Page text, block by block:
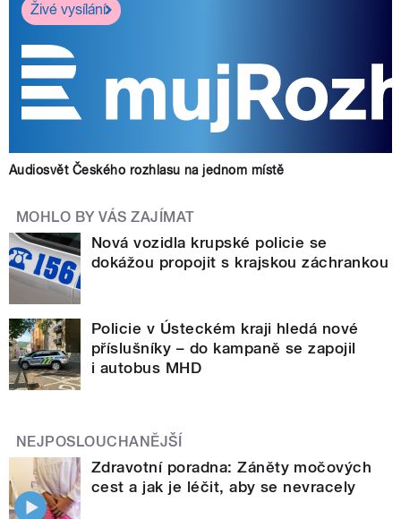
Živé vysílání
Audiosvět Českého rozhlasu na jednom místě
MOHLO BY VÁS ZAJÍMAT
Nová vozidla krupské policie se
dokážou propojit s krajskou záchrankou
Policie v Ústeckém kraji hledá nové
příslušníky – do kampaně se zapojil
i autobus MHD
NEJPOSLOUCHANĚJŠÍ
Zdravotní poradna: Záněty močových
cest a jak je léčit, aby se nevracely